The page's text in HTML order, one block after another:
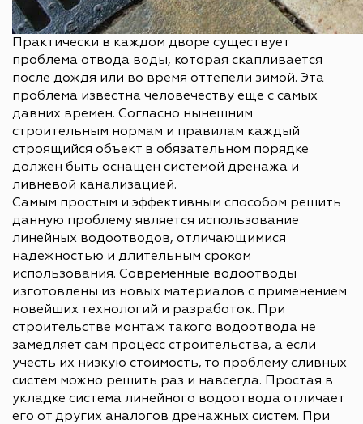
Практически в каждом дворе существует
проблема отвода воды, которая скапливается
после дождя или во время оттепели зимой. Эта
проблема известна человечеству еще с самых
давних времен. Согласно нынешним
строительным нормам и правилам каждый
строящийся объект в обязательном порядке
должен быть оснащен системой дренажа и
ливневой канализацией.
Самым простым и эффективным способом решить
данную проблему является использование
линейных водоотводов, отличающимися
надежностью и длительным сроком
использования. Современные водоотводы
изготовлены из новых материалов с применением
новейших технологий и разработок. При
строительстве монтаж такого водоотвода не
замедляет сам процесс строительства, а если
учесть их низкую стоимость, то проблему сливных
систем можно решить раз и навсегда. Простая в
укладке система линейного водоотвода отличает
его от других аналогов дренажных систем. При